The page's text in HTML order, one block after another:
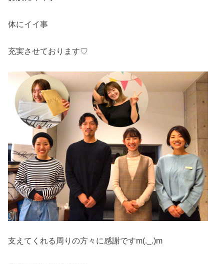
体にイイ事
充実させております♡
支えてくれる周りの方々に感謝ですm(._.)m